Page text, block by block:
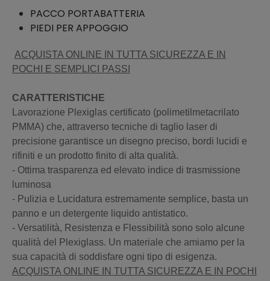
PACCO PORTABATTERIA
PIEDI PER APPOGGIO
ACQUISTA ONLINE IN TUTTA SICUREZZA E IN
POCHI E SEMPLICI PASSI
CARATTERISTICHE
Lavorazione Plexiglas certificato (polimetilmetacrilato
PMMA) che, attraverso tecniche di taglio laser di
precisione garantisce un disegno preciso, bordi lucidi e
rifiniti e un prodotto finito di alta qualità.
- Ottima trasparenza ed elevato indice di trasmissione
luminosa
- Pulizia e Lucidatura estremamente semplice, basta un
panno e un detergente liquido antistatico.
- Versatilità, Resistenza e Flessibilità sono solo alcune
qualità del Plexiglass. Un materiale che amiamo per la
sua capacità di soddisfare ogni tipo di esigenza.
ACQUISTA ONLINE IN TUTTA SICUREZZA E IN POCHI